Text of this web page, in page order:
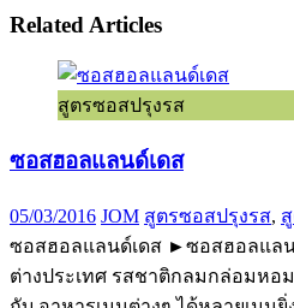
Related Articles
สูตรซอสปรุงรส
ซอสฮอลแลนด์เดส
05/03/2016 JOM สูตรซอสปรุงรส,
ซอสฮอลแลนด์เดส ►ซอสฮอลแลน
ต่างประเทศ รสชาติกลมกล่อมหอ